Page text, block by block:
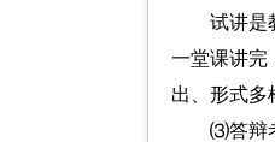
试讲是
一堂课讲完
出、形式多
⑶答辩